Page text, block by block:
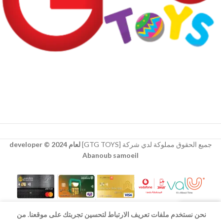
جميع الحقوق مملوكة لدي شركة [GTG TOYS]
لعام 2024 © developer
Abanoub samoeil
نحن نستخدم ملفات تعريف الارتباط لتحسين تجربتك على موقعنا. من